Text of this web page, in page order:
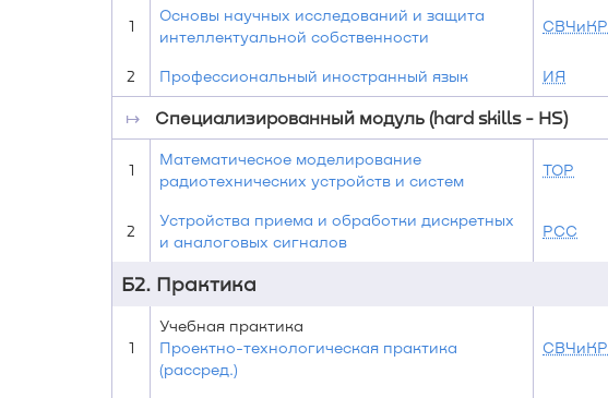
1
Основы научных исследований и защита
интеллектуальной собственности
СВЧиКР
2 Профессиональный иностранный язык ИЯ
↦ Специализированный модуль (hard skills - HS)
1
Математическое моделирование
радиотехнических устройств и систем
ТОР
2
Устройства приема и обработки дискретных
и аналоговых сигналов
РСС
Б2. Практика
1
Учебная практика
Проектно-технологическая практика
(рассред.)
СВЧиКР